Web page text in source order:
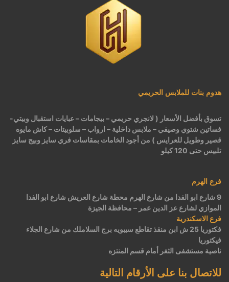
هدوم بنات للملابس الحريمي
تسوق بأفضل الأسعار ( لانجري حريمي – بيجامات – عبايات استقبال وبيتي-
فساتين شتوي وصيفي – ملابس داخلية – ارواب – سلوبيتات – كاش مايوه
قصير وطويل للعرايس ) من أجود الخامات بمقاسات فري سايز وبيج سايز
تلبيس حتى 120 كيلو
فرع الهرم
9 شارع ابو الفدا من شارع الهرم محطة شارع العريش شارع ابو الفدا
الموازي لشارع عز الدين عمر – محافظة الجيزة
فرع الاسكندرية
فكتوريا 25 ش ابن منقذ تقاطع سيبويه برج السلاملك من شارع الجلاء
فيكتوريا
ناصية مستشفى الثغر أمام قسم المنتزه
للاتصال بنا على الأرقام التالية